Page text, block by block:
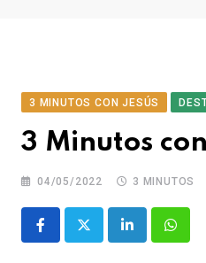
3 MINUTOS CON JESÚS
3 Minutos
04/05/2022 3 MINUTOS